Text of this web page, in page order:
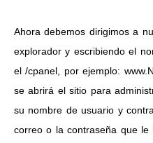
Ahora debemos dirigimos a
explorador y escribiendo el
el /cpanel, por ejemplo:
se abrirá el sitio para
su nombre de usuario y
correo o la contraseña que